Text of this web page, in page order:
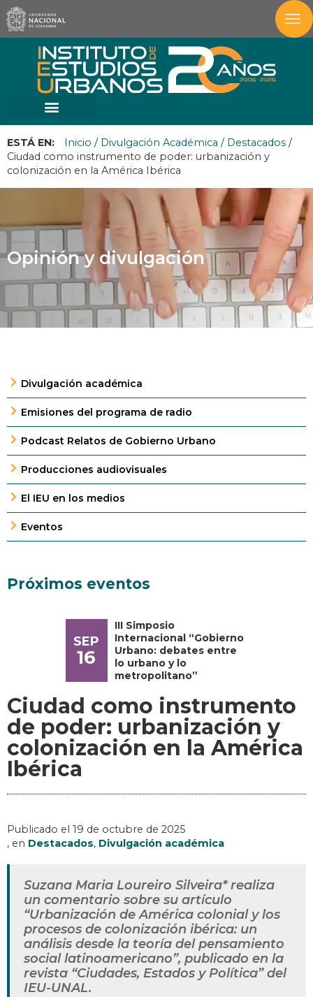
ESTÁ EN: Inicio / Divulgación Académica / Destacados /
Ciudad como instrumento de poder: urbanización y
colonización en la América Ibérica
Opinión y divulgación
Divulgación académica
Emisiones del programa de radio
Podcast Relatos de Gobierno Urbano
Producciones audiovisuales
El IEU en los medios
Eventos
Próximos eventos
SEP
16
III Simposio
Internacional “Gobierno
Urbano: debates entre
lo urbano y lo
metropolitano”
Ciudad como instrumento
de poder: urbanización y
colonización en la América
Ibérica
Publicado el 19 de octubre de 2025
, en Destacados, Divulgación académica
Suzana Maria Loureiro Silveira* realiza
un comentario sobre su artículo
“Urbanización de América colonial y los
procesos de colonización ibérica: un
análisis desde la teoría del pensamiento
social latinoamericano”, publicado en la
revista “Ciudades, Estados y Política” del
IEU-UNAL.